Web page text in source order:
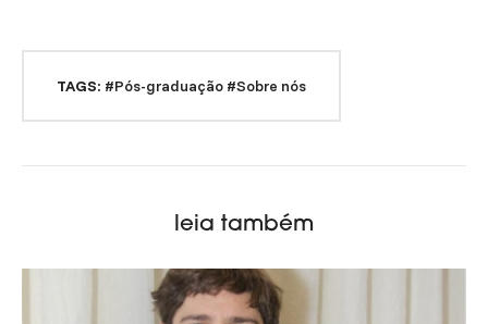
TAGS: #Pós-graduação #Sobre nós
leia também